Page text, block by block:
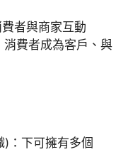
者與商家互動
費者成為客戶、與
：下可擁有多個